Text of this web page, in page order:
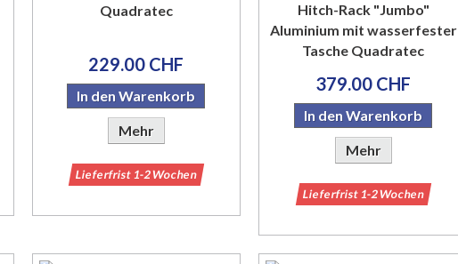
Quadratec
229.00 CHF
In den Warenkorb
Mehr
Lieferfrist 1-2 Wochen
Hitch-Rack "Jumbo"
Aluminium mit wasserfester
Tasche Quadratec
379.00 CHF
In den Warenkorb
Mehr
Lieferfrist 1-2 Wochen